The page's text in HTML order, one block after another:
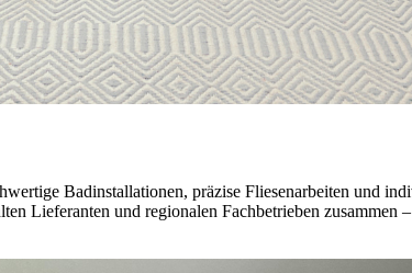
Badinstallationen, präzise Fliesenarbeiten und
Lieferanten und regionalen Fachbetrieben zusammen